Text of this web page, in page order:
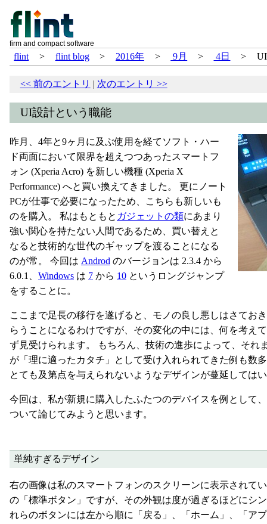
firm and compact software
flint > flint blog > 2016年 > 9月 > 4日 >
<< 前のエントリ | 次のエントリ >>
UI設計という職能
昨月、4年と9ヶ月に及ぶ使用を経てソフト・ハー
ド両面において限界を超えつつあったスマートフ
ォン (Xperia Acro) を新しい機種 (Xperia X
Performance) へと買い換えてきました。 更にノート
PCが仕事で必要になったため、こちらも新しいも
のを購入。 私はもともと ガジェットの類にあまり
強い関心を持たない人間であるため、買い替えと
なると技術的な世代のギャップを渡ることになる
のが常。 今回は Androd のバージョンは 2.3.4 から
6.0.1、 Windows は 7 から 10 というロングジャンプ
をすることに。
ここまで足長の移行を遂げると、モノの良し悪しはさてお
らうことになるわけですが、その変化の中には、何を考え
ず見受けられます。 もちろん、技術の進歩によって、それ
が「理に適ったカタチ」として受け入れられてきた例も数
とても及第点を与えられないようなデザインが蔓延しては
今回は、私が新規に購入したふたつのデバイスを例として
ついて論じてみようと思います。
単純すぎるデザイン
右の画像は私のスマートフォンのスクリーンに表示されて
の「標準ボタン」ですが、その外観は度が過ぎるほどにシ
れらのボタンには左から順に「戻る」、「ホーム」、「ア